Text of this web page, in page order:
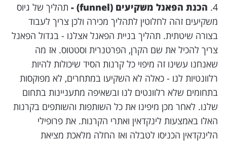
4. הכנת הפאנל משקיעים (funnel) -
תהליך של גיוס
משקיעים זהה לחלוטין לתהליך מכירה ולכן צריך לעבוד
בצורה שיטתית. תהליך בניית הפאנל אצלנו - בגדול הפאנל
צריך להכיל את שם הקרן, הפרטנרית וסטטוס. אז מה
שאנחנו עשינו זה מיפוי כל קרנות הסיד שיכולות להיות
רלוונטיות לנו - כאלה לא השקיעו במתחרים, לא מפוקסות
בתחומים שלא רלוונטים לנו ובשאיפה מתעניינות בתחום
שלנו. לאחר מכן מיפינו את כל השותפות והשותפים בקרנות
האלו באמצעות לינקדאין ואתרי הקרנות. את פרופילי
הלינקדאין הכניסו לטבלה ואז החלה מלאכת מציאת